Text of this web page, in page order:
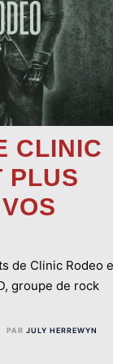
CLINIC
PLUS
de Clinic Rodeo
groupe de rock
PAR JULY HERREWYN